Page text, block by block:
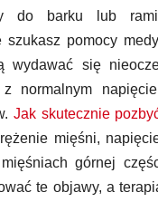
do barku lub
szukasz pomocy
wydawać się
z normalnym
Jak skutecznie
mięśni,
górnej
te objawy, a